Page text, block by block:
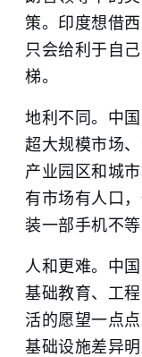
策。印度想借
只会给利于自
梯。
地利不同。中
超大规模市场
产业园区和城
有市场有人口
装一部手机不等
人和更难。中
基础教育、工
活的愿望一点
基础设施差异